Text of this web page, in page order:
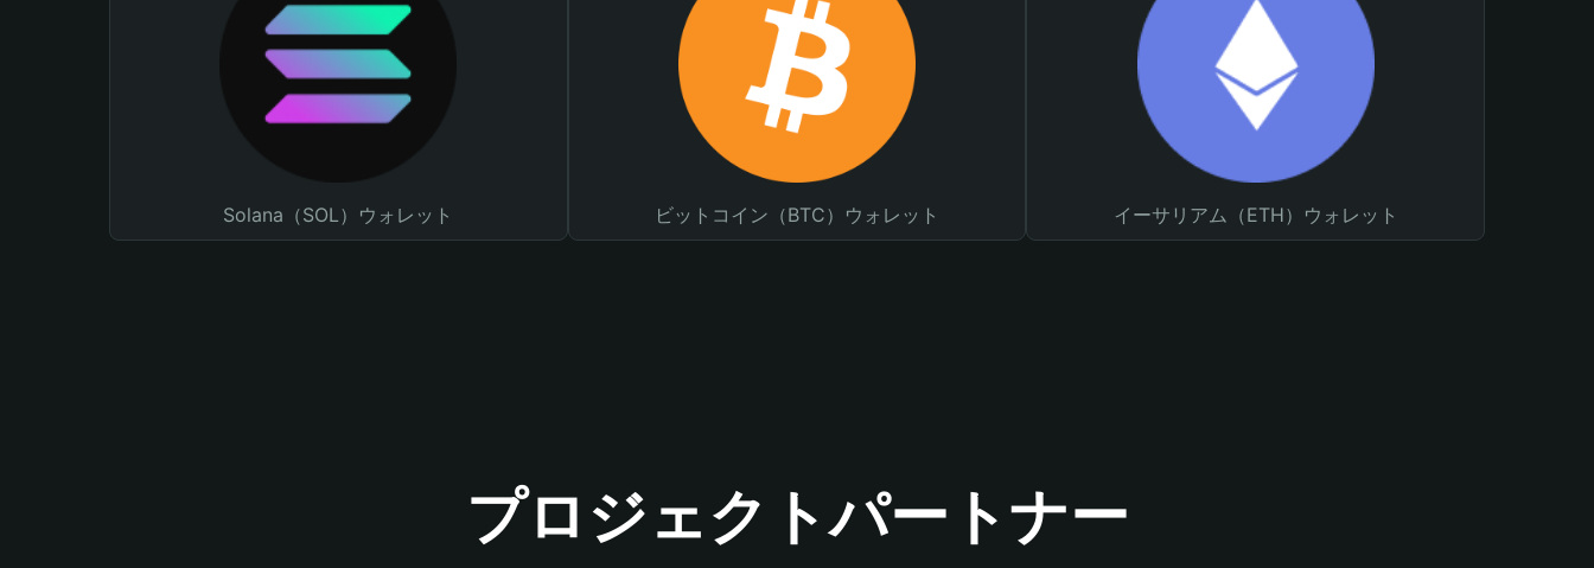
Solana（SOL）ウォレット ビットコイン（BTC）ウォレット イーサリアム（ETH）ウォレット
プロジェクトパートナー